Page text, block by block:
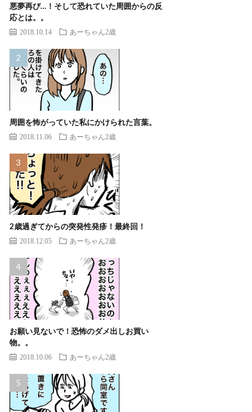
悪夢再び…！そして恐れていた周囲からの反
応とは。。
2018.10.14 あーちゃん2歳
周囲を怖がっていた私にかけられた言葉。
2018.11.06 あーちゃん2歳
2歳過ぎてからの突発性発疹！最終回！
2018.12.05 あーちゃん2歳
お願い見ないで！恐怖のダメ出しお買い
物。。
2018.10.06 あーちゃん2歳